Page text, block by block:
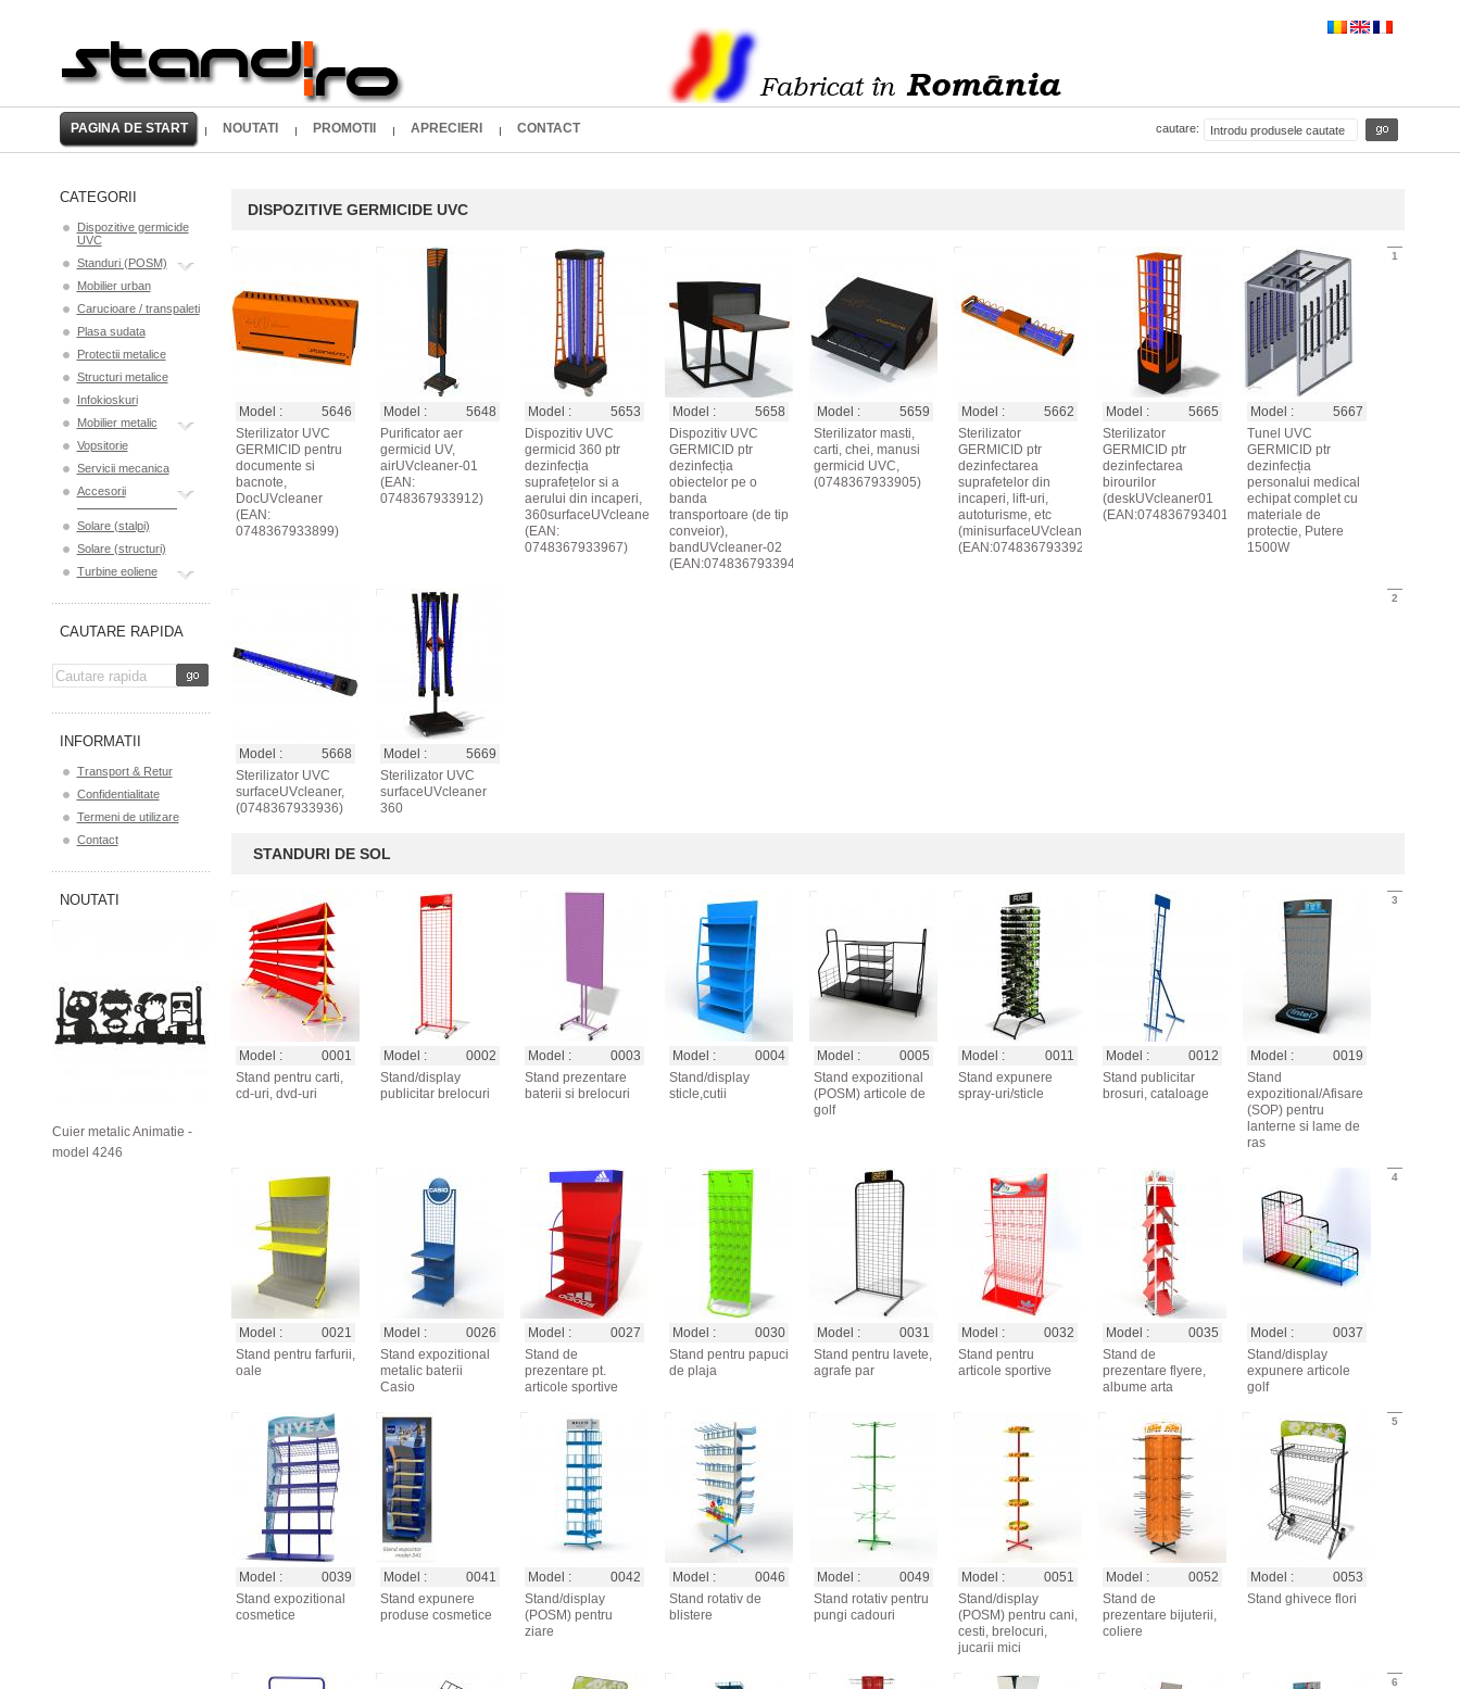
PAGINA DE START NOUTATI PROMOTII APRECIERI CONTACT cautare:
DISPOZITIVE GERMICIDE UVC
Model :
5646
Sterilizator UVC
GERMICID pentru
documente si
bacnote,
DocUVcleaner
(EAN:
0748367933899)
Model :
5648
Purificator aer
germicid UV,
airUVcleaner-01
(EAN:
0748367933912)
Model :
5653
Dispozitiv UVC
germicid 360 ptr
dezinfecția
suprafețelor si a
aerului din incaperi,
360surfaceUVcleaner
(EAN:
0748367933967)
Model :
5658
Dispozitiv UVC
GERMICID ptr
dezinfecția
obiectelor pe o
banda
transportoare (de tip
conveior),
bandUVcleaner-02
(EAN:0748367933943)
Model :
5659
Sterilizator masti,
carti, chei, manusi
germicid UVC,
(0748367933905)
Model :
5662
Sterilizator
GERMICID ptr
dezinfectarea
suprafetelor din
incaperi, lift-uri,
autoturisme, etc
(minisurfaceUVcleaner01
(EAN:0748367933929))
Model :
5665
Sterilizator
GERMICID ptr
dezinfectarea
birourilor
(deskUVcleaner01
(EAN:0748367934018))
Model :
5667
Tunel UVC
GERMICID ptr
dezinfecția
personalui medical
echipat complet cu
materiale de
protectie, Putere
1500W
1
Model :
5668
Sterilizator UVC
surfaceUVcleaner,
(0748367933936)
Model :
5669
Sterilizator UVC
surfaceUVcleaner
360
2
STANDURI DE SOL
Model :
0001
Stand pentru carti,
cd-uri, dvd-uri
Model :
0002
Stand/display
publicitar brelocuri
Model :
0003
Stand prezentare
baterii si brelocuri
Model :
0004
Stand/display
sticle,cutii
Model :
0005
Stand expozitional
(POSM) articole de
golf
Model :
0011
Stand expunere
spray-uri/sticle
Model :
0012
Stand publicitar
brosuri, cataloage
Model :
0019
Stand
expozitional/Afisare
(SOP) pentru
lanterne si lame de
ras
3
Model :
0021
Stand pentru farfurii,
oale
Model :
0026
Stand expozitional
metalic baterii
Casio
Model :
0027
Stand de
prezentare pt.
articole sportive
Model :
0030
Stand pentru papuci
de plaja
Model :
0031
Stand pentru lavete,
agrafe par
Model :
0032
Stand pentru
articole sportive
Model :
0035
Stand de
prezentare flyere,
albume arta
Model :
0037
Stand/display
expunere articole
golf
4
Model :
0039
Stand expozitional
cosmetice
Model :
0041
Stand expunere
produse cosmetice
Model :
0042
Stand/display
(POSM) pentru
ziare
Model :
0046
Stand rotativ de
blistere
Model :
0049
Stand rotativ pentru
pungi cadouri
Model :
0051
Stand/display
(POSM) pentru cani,
cesti, brelocuri,
jucarii mici
Model :
0052
Stand de
prezentare bijuterii,
coliere
Model :
0053
Stand ghivece flori
5
6
CATEGORII
Dispozitive germicide
UVC
Standuri (POSM)
Mobilier urban
Carucioare / transpaleti
Plasa sudata
Protectii metalice
Structuri metalice
Infokioskuri
Mobilier metalic
Vopsitorie
Servicii mecanica
Accesorii
Solare (stalpi)
Solare (structuri)
Turbine eoliene
CAUTARE RAPIDA
INFORMATII
Transport & Retur
Confidentialitate
Termeni de utilizare
Contact
NOUTATI
Cuier metalic Animatie -
model 4246